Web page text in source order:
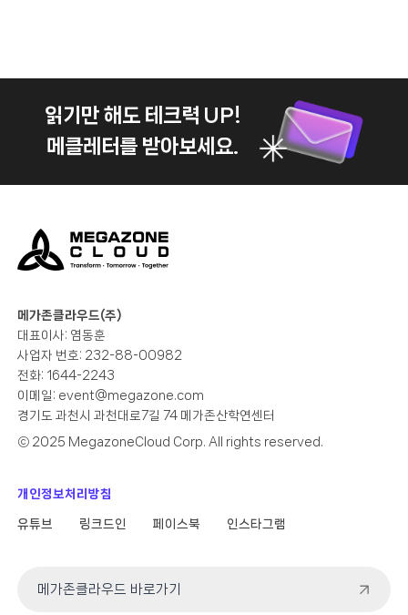
읽기만 해도 테크력 UP!
메클레터를 받아보세요.
메가존클라우드 바로가기
메가존클라우드(주)
대표이사: 염동훈
사업자 번호: 232-88-00982
전화: 1644-2243
이메일: event@megazone.com
경기도 과천시 과천대로7길 74 메가존산학연센터
ⓒ 2025 MegazoneCloud Corp. All rights reserved.
개인정보처리방침
유튜브 링크드인 페이스북 인스타그램